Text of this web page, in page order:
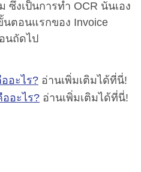
ซึ่งเป็นการทำ OCR นั่นเอง
นตอนแรกของ Invoice
นถัดไป
อะไร? อ่านเพิ่มเติมได้ที่นี่!
อะไร? อ่านเพิ่มเติมได้ที่นี่!